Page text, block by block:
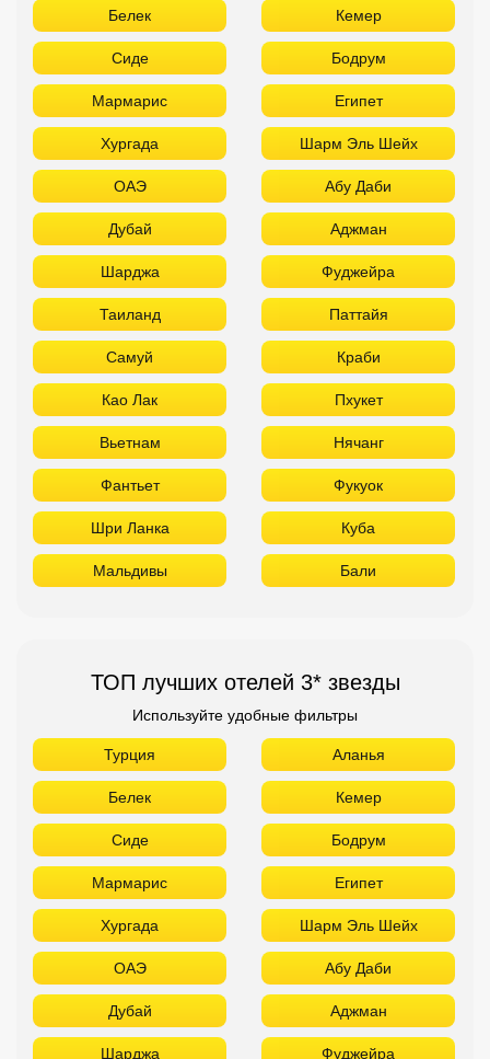
Белек Кемер
Сиде Бодрум
Мармарис Египет
Хургада Шарм Эль Шейх
ОАЭ Абу Даби
Дубай Аджман
Шарджа Фуджейра
Таиланд Паттайя
Самуй Краби
Као Лак Пхукет
Вьетнам Нячанг
Фантьет Фукуок
Шри Ланка Куба
Мальдивы Бали
ТОП лучших отелей 3* звезды
Используйте удобные фильтры
Турция Аланья
Белек Кемер
Сиде Бодрум
Мармарис Египет
Хургада Шарм Эль Шейх
ОАЭ Абу Даби
Дубай Аджман
Шарджа Фуджейра